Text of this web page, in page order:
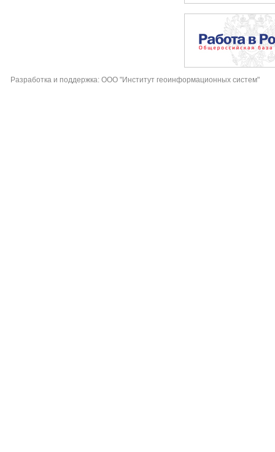
Разработка и поддержка: ООО "Институт геоинформационных систем"